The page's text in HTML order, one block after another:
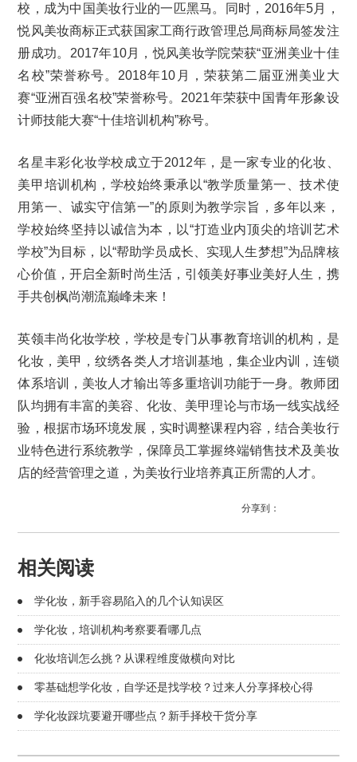
校，成为中国美妆行业的一匹黑马。同时，2016年5月，
悦风美妆商标正式获国家工商行政管理总局商标局签发注
册成功。2017年10月，悦风美妆学院荣获“亚洲美业十佳
名校”荣誉称号。2018年10月，荣获第二届亚洲美业大
赛“亚洲百强名校”荣誉称号。2021年荣获中国青年形象设
计师技能大赛“十佳培训机构”称号。
名星丰彩化妆学校成立于2012年，是一家专业的化妆、
美甲培训机构，学校始终秉承以“教学质量第一、技术使
用第一、诚实守信第一”的原则为教学宗旨，多年以来，
学校始终坚持以诚信为本，以“打造业内顶尖的培训艺术
学校”为目标，以“帮助学员成长、实现人生梦想”为品牌核
心价值，开启全新时尚生活，引领美好事业美好人生，携
手共创枫尚潮流巅峰未来！
英领丰尚化妆学校，学校是专门从事教育培训的机构，是
化妆，美甲，纹绣各类人才培训基地，集企业内训，连锁
体系培训，美妆人才输出等多重培训功能于一身。教师团
队均拥有丰富的美容、化妆、美甲理论与市场一线实战经
验，根据市场环境发展，实时调整课程内容，结合美妆行
业特色进行系统教学，保障员工掌握终端销售技术及美妆
店的经营管理之道，为美妆行业培养真正所需的人才。
分享到：
相关阅读
学化妆，新手容易陷入的几个认知误区
学化妆，培训机构考察要看哪几点
化妆培训怎么挑？从课程维度做横向对比
零基础想学化妆，自学还是找学校？过来人分享择校心得
学化妆踩坑要避开哪些点？新手择校干货分享